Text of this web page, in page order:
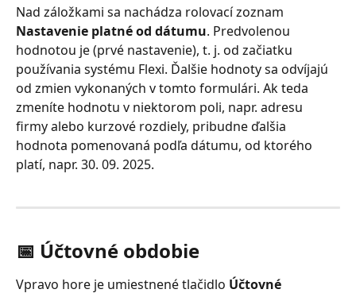
Nad záložkami sa nachádza rolovací zoznam
Nastavenie platné od dátumu. Predvolenou
hodnotou je (prvé nastavenie), t. j. od začiatku
používania systému Flexi. Ďalšie hodnoty sa odvíjajú
od zmien vykonaných v tomto formulári. Ak teda
zmeníte hodnotu v niektorom poli, napr. adresu
firmy alebo kurzové rozdiely, pribudne ďalšia
hodnota pomenovaná podľa dátumu, od ktorého
platí, napr. 30. 09. 2025.
📅 Účtovné obdobie
Vpravo hore je umiestnené tlačidlo Účtovné